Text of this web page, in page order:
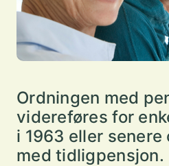
Ordningen med
videreføres for
i 1963 eller senere
med tidligpensjon.